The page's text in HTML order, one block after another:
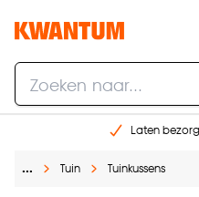
Laten
Gratis raam
… Tuin Tuinkussens